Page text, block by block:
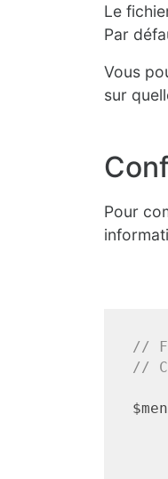
Le
Par
Vous
sur
Pour
//
//